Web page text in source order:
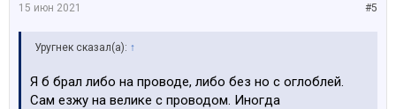
#5
15 июн 2021
Уругнек сказал(а): ↑
Я б брал либо на проводе, либо без но с оглоблей.
Сам езжу на велике с проводом. Иногда